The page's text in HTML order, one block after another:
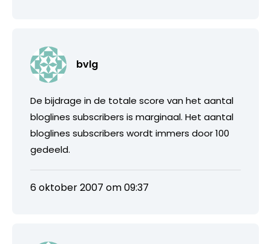
bvlg
De bijdrage in de totale score van het aantal
bloglines subscribers is marginaal. Het aantal
bloglines subscribers wordt immers door 100
gedeeld.
6 oktober 2007 om 09:37